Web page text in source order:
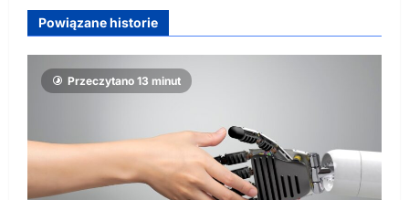
Powiązane historie
Przeczytano 13 minut